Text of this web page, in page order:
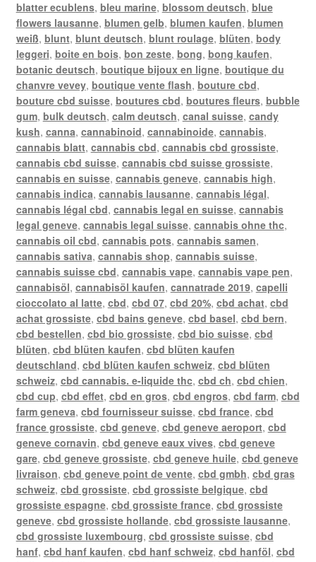
blatter ecublens, bleu marine, blossom deutsch, blue
flowers lausanne, blumen gelb, blumen kaufen, blumen
weiß, blunt, blunt deutsch, blunt roulage, blüten, body
leggeri, boite en bois, bon zeste, bong, bong kaufen,
botanic deutsch, boutique bijoux en ligne, boutique du
chanvre vevey, boutique vente flash, bouture cbd,
bouture cbd suisse, boutures cbd, boutures fleurs, bubble
gum, bulk deutsch, calm deutsch, canal suisse, candy
kush, canna, cannabinoid, cannabinoide, cannabis,
cannabis blatt, cannabis cbd, cannabis cbd grossiste,
cannabis cbd suisse, cannabis cbd suisse grossiste,
cannabis en suisse, cannabis geneve, cannabis high,
cannabis indica, cannabis lausanne, cannabis légal,
cannabis légal cbd, cannabis legal en suisse, cannabis
legal geneve, cannabis legal suisse, cannabis ohne thc,
cannabis oil cbd, cannabis pots, cannabis samen,
cannabis sativa, cannabis shop, cannabis suisse,
cannabis suisse cbd, cannabis vape, cannabis vape pen,
cannabisöl, cannabisöl kaufen, cannatrade 2019, capelli
cioccolato al latte, cbd, cbd 07, cbd 20%, cbd achat, cbd
achat grossiste, cbd bains geneve, cbd basel, cbd bern,
cbd bestellen, cbd bio grossiste, cbd bio suisse, cbd
blüten, cbd blüten kaufen, cbd blüten kaufen
deutschland, cbd blüten kaufen schweiz, cbd blüten
schweiz, cbd cannabis. e-liquide thc, cbd ch, cbd chien,
cbd cup, cbd effet, cbd en gros, cbd engros, cbd farm, cbd
farm geneva, cbd fournisseur suisse, cbd france, cbd
france grossiste, cbd geneve, cbd geneve aeroport, cbd
geneve cornavin, cbd geneve eaux vives, cbd geneve
gare, cbd geneve grossiste, cbd geneve huile, cbd geneve
livraison, cbd geneve point de vente, cbd gmbh, cbd gras
schweiz, cbd grossiste, cbd grossiste belgique, cbd
grossiste espagne, cbd grossiste france, cbd grossiste
geneve, cbd grossiste hollande, cbd grossiste lausanne,
cbd grossiste luxembourg, cbd grossiste suisse, cbd
hanf, cbd hanf kaufen, cbd hanf schweiz, cbd hanföl, cbd